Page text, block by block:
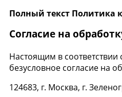
Полный текст
Согласие на
Настоящим в
безусловное согласие на
124683, г. Москва, г.